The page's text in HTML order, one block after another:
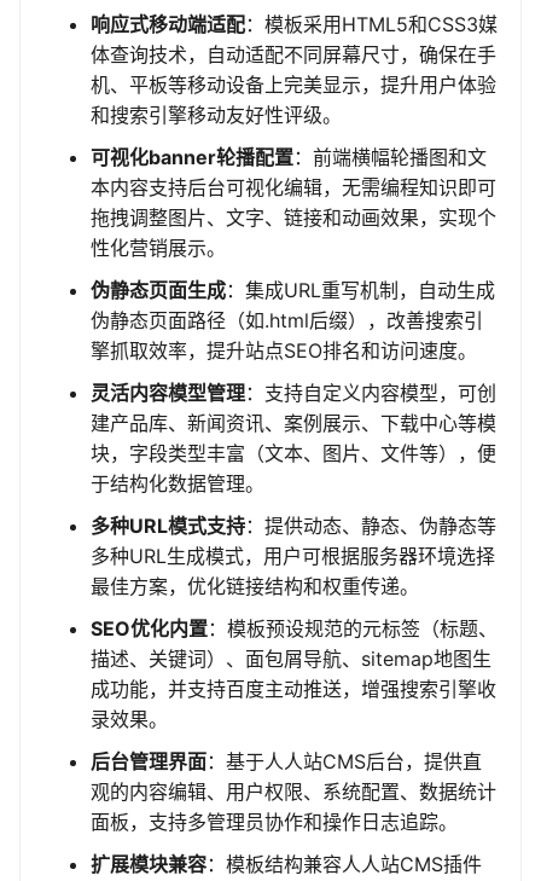
响应式移动端适配：模板采用HTML5和CSS3媒
体查询技术，自动适配不同屏幕尺寸，确保在手
机、平板等移动设备上完美显示，提升用户体验
和搜索引擎移动友好性评级。
可视化banner轮播配置：前端横幅轮播图和文
本内容支持后台可视化编辑，无需编程知识即可
拖拽调整图片、文字、链接和动画效果，实现个
性化营销展示。
伪静态页面生成：集成URL重写机制，自动生成
伪静态页面路径（如.html后缀），改善搜索引
擎抓取效率，提升站点SEO排名和访问速度。
灵活内容模型管理：支持自定义内容模型，可创
建产品库、新闻资讯、案例展示、下载中心等模
块，字段类型丰富（文本、图片、文件等），便
于结构化数据管理。
多种URL模式支持：提供动态、静态、伪静态等
多种URL生成模式，用户可根据服务器环境选择
最佳方案，优化链接结构和权重传递。
SEO优化内置：模板预设规范的元标签（标题、
描述、关键词）、面包屑导航、sitemap地图生
成功能，并支持百度主动推送，增强搜索引擎收
录效果。
后台管理界面：基于人人站CMS后台，提供直
观的内容编辑、用户权限、系统配置、数据统计
面板，支持多管理员协作和操作日志追踪。
扩展模块兼容：模板结构兼容人人站CMS插件